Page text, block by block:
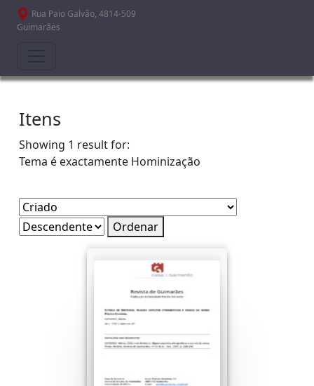
Passar para o conteúdo principal
Rua Paio Galvão, 4814-509
Guimarães
Itens
Showing 1 result for:
Tema é exactamente Hominização
Ordenar